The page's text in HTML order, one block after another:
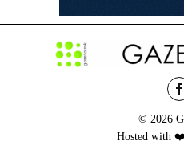
© 2026
Hosted with